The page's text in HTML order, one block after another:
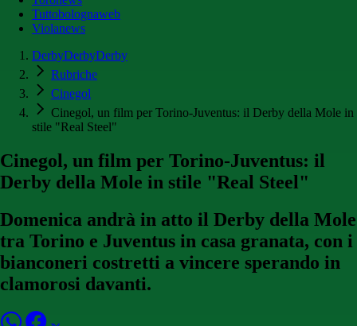
Tuttobolognaweb
Violanews
DerbyDerbyDerby
Rubriche
Cinegol
Cinegol, un film per Torino-Juventus: il Derby della Mole in
stile "Real Steel"
Cinegol, un film per Torino-Juventus: il
Derby della Mole in stile "Real Steel"
Domenica andrà in atto il Derby della Mole
tra Torino e Juventus in casa granata, con i
bianconeri costretti a vincere sperando in
clamorosi davanti.